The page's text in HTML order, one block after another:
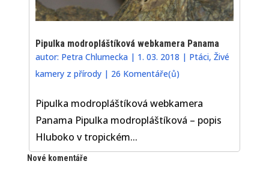
Pipulka modropláštíková webkamera Panama
autor: Petra Chlumecka | 1. 03. 2018 | Ptáci,Živé
kamery z přírody | 26 Komentáře(ů)
Pipulka modropláštíková webkamera
Panama Pipulka modropláštíková – popis
Hluboko v tropickém...
Nové komentáře